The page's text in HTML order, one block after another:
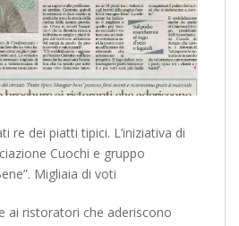
re dei piatti tipici. L’iniziativa di
Cuochi e gruppo
Migliaia di voti
ai ristoratori che aderiscono